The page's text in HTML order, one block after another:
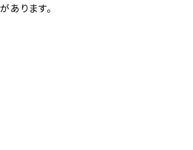
あります。